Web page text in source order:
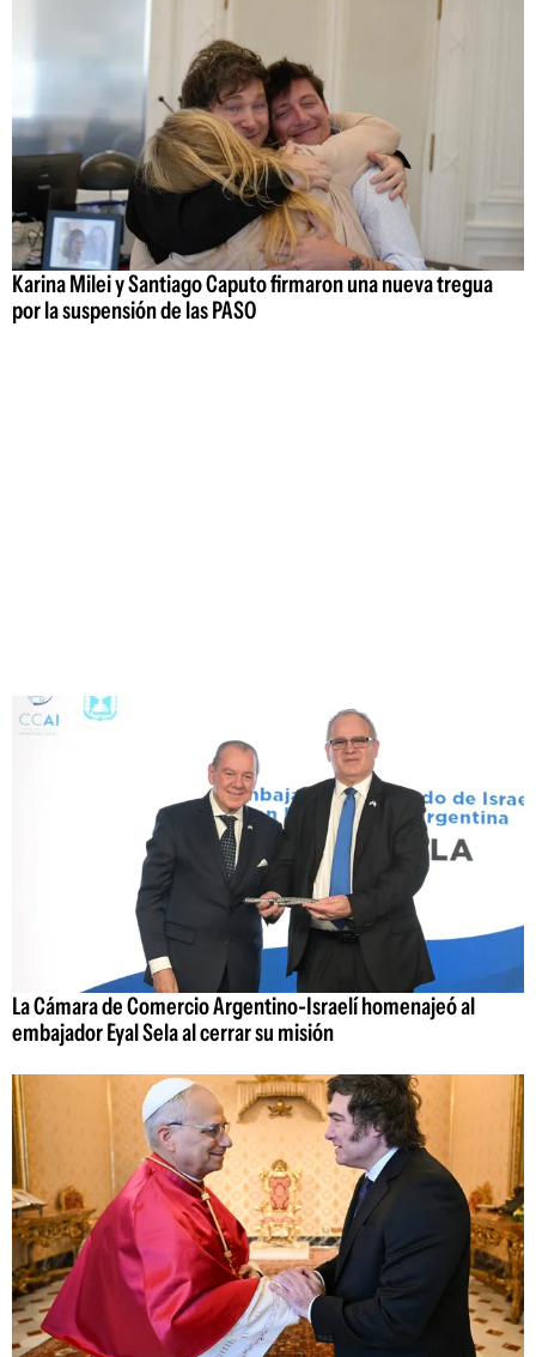
Karina Milei y Santiago Caputo firmaron una nueva tregua
por la suspensión de las PASO
La Cámara de Comercio Argentino-Israelí homenajeó al
embajador Eyal Sela al cerrar su misión